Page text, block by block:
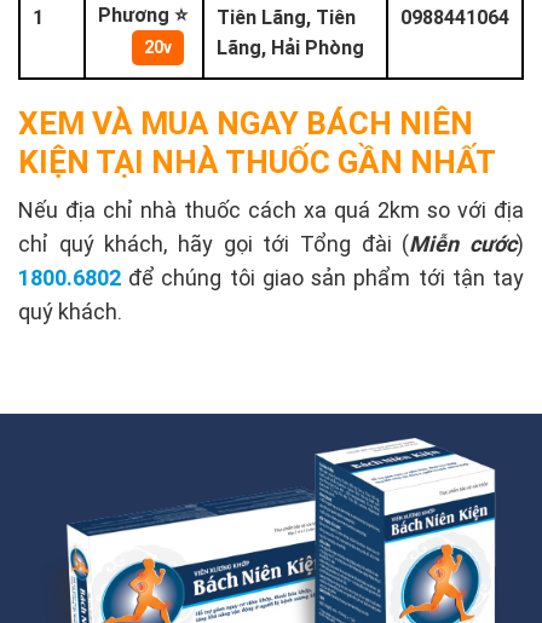
1
Phương ⭐
20v
Tiên Lãng, Tiên
Lãng, Hải Phòng
0988441064
XEM VÀ MUA NGAY BÁCH NIÊN
KIỆN TẠI NHÀ THUỐC GẦN NHẤT
Nếu địa chỉ nhà thuốc cách xa quá 2km so với địa
chỉ quý khách, hãy gọi tới Tổng đài (Miễn cước)
1800.6802 để chúng tôi giao sản phẩm tới tận tay
quý khách.